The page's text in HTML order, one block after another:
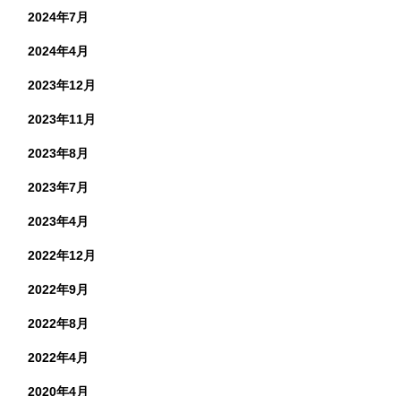
2024年7月
2024年4月
2023年12月
2023年11月
2023年8月
2023年7月
2023年4月
2022年12月
2022年9月
2022年8月
2022年4月
2020年4月